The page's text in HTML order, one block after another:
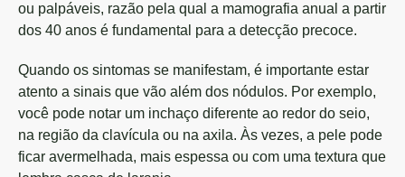
ou palpáveis, razão pela qual a mamografia anual a partir
dos 40 anos é fundamental para a detecção precoce.
Quando os sintomas se manifestam, é importante estar
atento a sinais que vão além dos nódulos. Por exemplo,
você pode notar um inchaço diferente ao redor do seio,
na região da clavícula ou na axila. Às vezes, a pele pode
ficar avermelhada, mais espessa ou com uma textura que